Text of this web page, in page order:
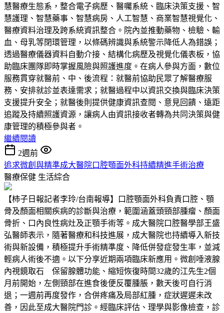
慧醫療生態系，整合電子病歷、醫囑系統、臨床決策支援、智
慧護理、智慧藥事、智慧病房、人工智慧、商業智慧視覺化、
醫療資料治理及跨系統資訊整合。院內並推動藥物、檢驗、輸
血、母乳等閉環管理，以條碼辨識與系統警示降低人為錯誤；
透過醫療儀器資料自動介接、結構化病歷及視覺化儀表板，協
助臨床團隊即時掌握風險與照護進度。在病人參與方面，數位
服務貫穿就醫前、中、後流程：就醫前協助民眾了解醫療服
務、安排就診並表達需求；就醫過程中以資訊交換與臨床決策
支援提升安全；就醫後則提供健康資訊查閱、意見回饋、遠距
追蹤及持續照護資源，讓病人由資訊接收者轉為共同決策與健
康管理的積極參與者。
繼續閱讀
2週前
追求微創與精準成大醫院口腔顎面外科持續精進手術治療
醫療保健 生活綜合
【柿子日報記者李玲/台南報導】口腔顎面外科負責口腔、顎
骨及顏面相關疾病的診斷與治療，範圍涵蓋頭頸部腫瘤、顏面
骨折、口內良性病灶及正顎手術等。成大醫院口腔醫學部王盛
弘醫師表示，隨著醫療和科技進展，成大醫院也持續導入新技
術與新設備，積極提升手術精準度、降低併發症發生率，並減
輕病人術後不適。以下分享近期兩項臨床新應用。微創唾液腺
內視鏡取石 保留腺體功能、縮短恢復時間32歲的江先生2個
月前開始，左側頸部在進食後便反覆腫脹，數天後可自行消
退；一週前再度發作，合併疼痛及局部紅腫，症狀遲遲未改
善，因此至成大醫院門診。經臨床評估、理學與影像檢查，診